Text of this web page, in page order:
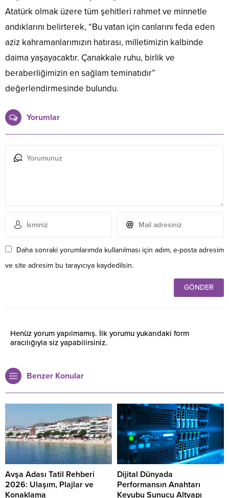
Atatürk olmak üzere tüm şehitleri rahmet ve minnetle
andıklarını belirterek, “Bu vatan için canlarını feda eden
aziz kahramanlarımızın hatırası, milletimizin kalbinde
daima yaşayacaktır. Çanakkale ruhu, birlik ve
beraberliğimizin en sağlam teminatıdır”
değerlendirmesinde bulundu.
Yorumlar
Daha sonraki yorumlarımda kullanılması için adım, e-posta adresim
ve site adresim bu tarayıcıya kaydedilsin.
Henüz yorum yapılmamış. İlk yorumu yukarıdaki form
aracılığıyla siz yapabilirsiniz.
Benzer Konular
Avşa Adası Tatil Rehberi
2026: Ulaşım, Plajlar ve
Konaklama
Dijital Dünyada
Performansın Anahtarı
Keyubu Sunucu Altyapı